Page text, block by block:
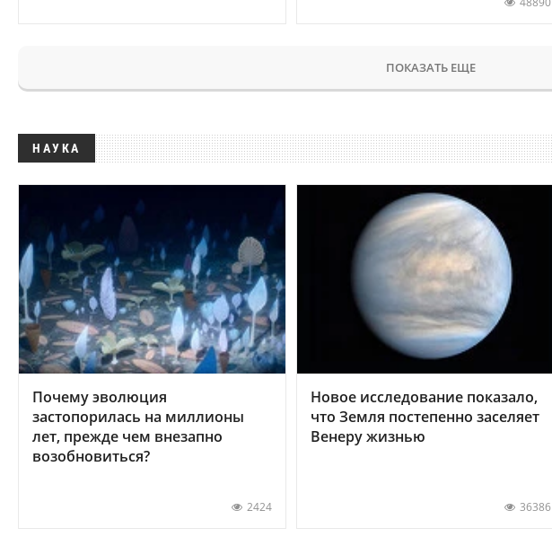
ПОКАЗАТЬ ЕЩЕ
НАУКА
Почему эволюция
застопорилась на миллионы
лет, прежде чем внезапно
возобновиться?
2424
Новое исследование показало,
что Земля постепенно заселяет
Венеру жизнью
36386